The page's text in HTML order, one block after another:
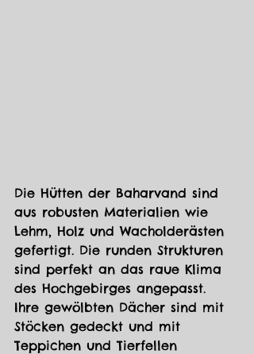
Die Hütten der Baharvand sind
aus robusten Materialien wie
Lehm, Holz und Wacholderästen
gefertigt. Die runden Strukturen
sind perfekt an das raue Klima
des Hochgebirges angepasst.
Ihre gewölbten Dächer sind mit
Stöcken gedeckt und mit
Teppichen und Tierfellen